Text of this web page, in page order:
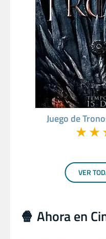
Juego de
★★
VER
🍿 Ahora en